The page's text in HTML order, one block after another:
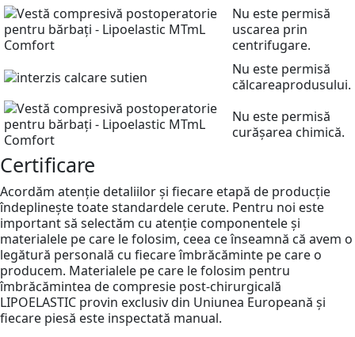
Nu este permisă
uscarea prin
centrifugare.
Nu este permisă
călcareaprodusului.
Nu este permisă
curășarea chimică.
Certificare
Acordăm atenție detaliilor și fiecare etapă de producție
îndeplinește toate standardele cerute. Pentru noi este
important să selectăm cu atenție componentele și
materialele pe care le folosim, ceea ce înseamnă că avem o
legătură personală cu fiecare îmbrăcăminte pe care o
producem. Materialele pe care le folosim pentru
îmbrăcămintea de compresie post-chirurgicală
LIPOELASTIC provin exclusiv din Uniunea Europeană și
fiecare piesă este inspectată manual.